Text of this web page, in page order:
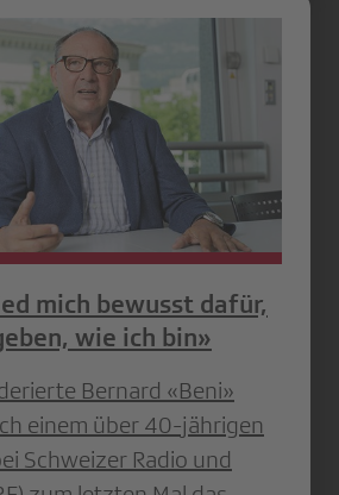
mich bewusst dafür,
wie ich bin»
Bernard «Beni»
einem über 40-jährigen
Schweizer Radio und